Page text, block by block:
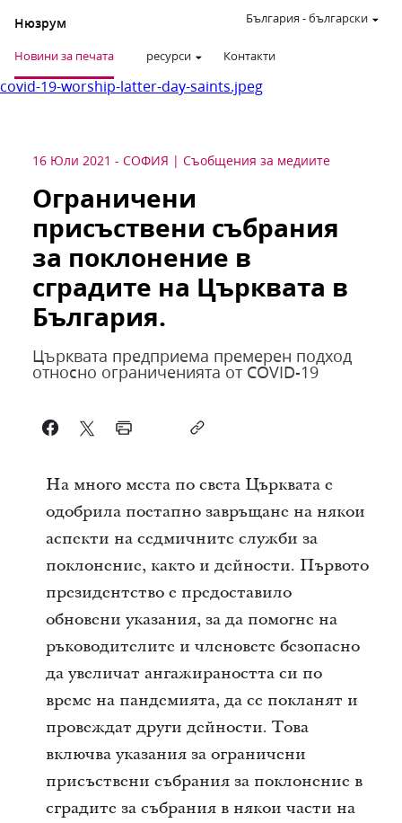
Нюзрум
Новини за печата ресурси Контакти
България -български
covid-19-worship-latter-day-saints.jpeg
16 Юли 2021 - СОФИЯ Съобщения за медиите
Ограничени
присъствени събрания
за поклонение в
сградите на Църквата в
България.
Църквата предприема премерен подход
относно ограниченията от COVID-19
На много места по света Църквата е
одобрила поетапно завръщане на някои
аспекти на седмичните служби за
поклонение, както и дейности. Първото
президентство е предоставило
обновени указания, за да помогне на
ръководителите и членовете безопасно
да увеличат ангажираността си по
време на пандемията, да се покланят и
провеждат други дейности. Това
включва указания за ограничени
присъствени събрания за поклонение в
сградите за събрания в някои части на